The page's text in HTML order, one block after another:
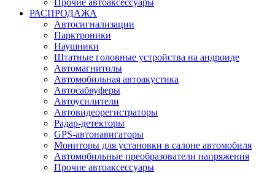
Прочие автоаксессуары
РАСПРОДАЖА
Автосигнализации
Парктроники
Наушники
Штатные головные устройства на андроиде
Автомагнитолы
Автомобильная автоакустика
Автосабвуферы
Автоусилители
Автовидеорегистраторы
Радар-детекторы
GPS-автонавигаторы
Мониторы для установки в салоне автомобиля
Автомобильные преобразователи напряжения
Прочие автоаксессуары